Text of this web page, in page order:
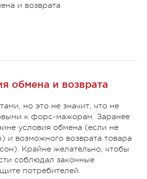
и возврата
обмена и возврата
но это не значит, что не
к форс-мажорам. Заранее
условия обмена (если не
и возможного возврата товара
Крайне желательно, чтобы
соблюдал законные
потребителей.